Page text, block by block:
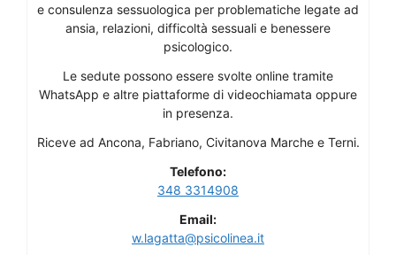
e consulenza sessuologica per problematiche legate ad
ansia, relazioni, difficoltà sessuali e benessere
psicologico.
Le sedute possono essere svolte online tramite
WhatsApp e altre piattaforme di videochiamata oppure
in presenza.
Riceve ad Ancona, Fabriano, Civitanova Marche e Terni.
Telefono:
348 3314908
Email:
w.lagatta@psicolinea.it